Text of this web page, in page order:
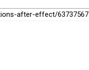
after-effect/63737567